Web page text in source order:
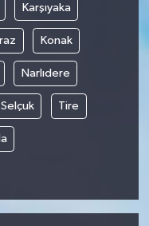
Karşıyaka
Konak
Narlıdere
Selçuk Tire